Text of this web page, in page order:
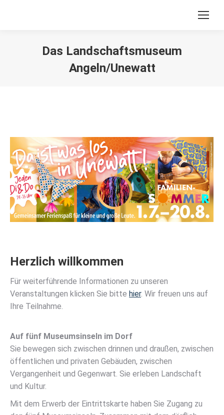
Das Landschaftsmuseum
Angeln/Unewatt
Herzlich willkommen
Für weiterführende Informationen zu unseren
Veranstaltungen klicken Sie bitte hier. Wir freuen uns auf
Ihre Teilnahme.
Auf fünf Museumsinseln im Dorf
Sie bewegen sich zwischen drinnen und draußen, zwischen
öffentlichen und privaten Gebäuden, zwischen
Vergangenheit und Gegenwart. Sie erleben Landschaft
und Kultur.
Mit dem Erwerb der Eintrittskarte haben Sie Zugang zu